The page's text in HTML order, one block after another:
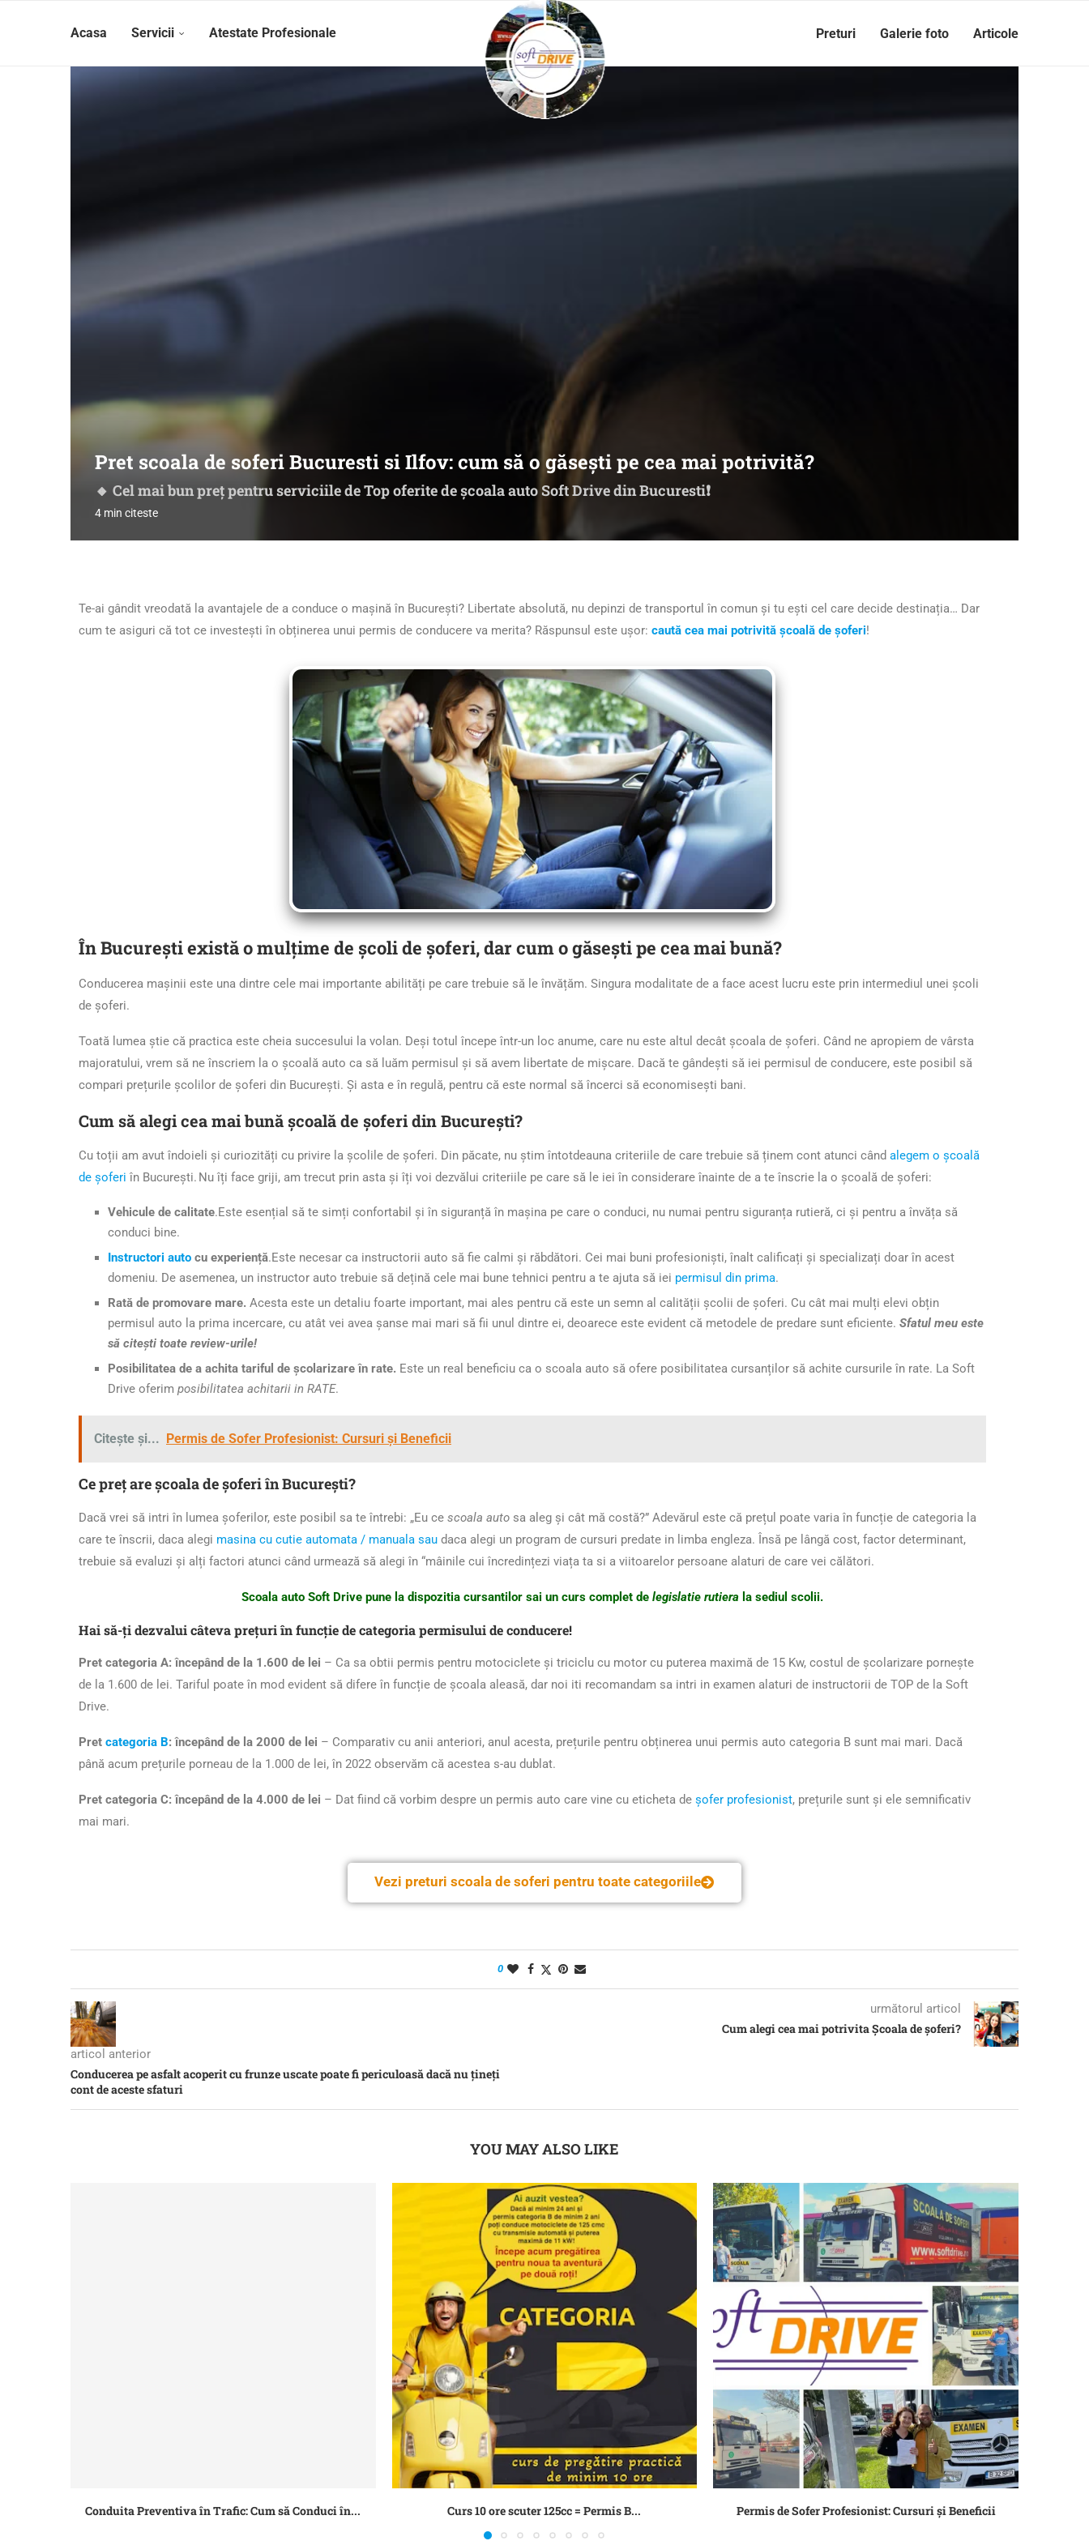
Acasa Servicii Atestate Profesionale Preturi Galerie foto Articole
Pret scoala de soferi Bucuresti si Ilfov: cum să o găsești pe cea mai potrivită?
🔸 Cel mai bun preț pentru serviciile de Top oferite de școala auto Soft Drive din Bucuresti❗
4 min citeste
Te-ai gândit vreodată la avantajele de a conduce o mașină în București? Libertate absolută, nu depinzi de transportul în comun și tu ești cel care decide destinația… Dar
cum te asiguri că tot ce investești în obținerea unui permis de conducere va merita? Răspunsul este ușor: caută cea mai potrivită școală de șoferi!
În București există o mulțime de școli de șoferi, dar cum o găsești pe cea mai bună?
Conducerea mașinii este una dintre cele mai importante abilități pe care trebuie să le învățăm. Singura modalitate de a face acest lucru este prin intermediul unei școli
de șoferi.
Toată lumea știe că practica este cheia succesului la volan. Deși totul începe într-un loc anume, care nu este altul decât școala de șoferi. Când ne apropiem de vârsta
majoratului, vrem să ne înscriem la o școală auto ca să luăm permisul și să avem libertate de mișcare. Dacă te gândești să iei permisul de conducere, este posibil să
compari prețurile școlilor de șoferi din București. Și asta e în regulă, pentru că este normal să încerci să economisești bani.
Cum să alegi cea mai bună școală de șoferi din București?
Cu toții am avut îndoieli și curiozități cu privire la școlile de șoferi. Din păcate, nu știm întotdeauna criteriile de care trebuie să ținem cont atunci când alegem o școală
de șoferi în București. Nu îți face griji, am trecut prin asta și îți voi dezvălui criteriile pe care să le iei în considerare înainte de a te înscrie la o școală de șoferi:
Vehicule de calitate.Este esențial să te simți confortabil și în siguranță în mașina pe care o conduci, nu numai pentru siguranța rutieră, ci și pentru a învăța să
conduci bine.
Instructori auto cu experiență.Este necesar ca instructorii auto să fie calmi și răbdători. Cei mai buni profesioniști, înalt calificați și specializați doar în acest
domeniu. De asemenea, un instructor auto trebuie să dețină cele mai bune tehnici pentru a te ajuta să iei permisul din prima.
Rată de promovare mare. Acesta este un detaliu foarte important, mai ales pentru că este un semn al calității școlii de șoferi. Cu cât mai mulți elevi obțin
permisul auto la prima incercare, cu atât vei avea șanse mai mari să fii unul dintre ei, deoarece este evident că metodele de predare sunt eficiente. Sfatul meu este
să citești toate review-urile!
Posibilitatea de a achita tariful de școlarizare în rate. Este un real beneficiu ca o scoala auto să ofere posibilitatea cursanților să achite cursurile în rate. La Soft
Drive oferim posibilitatea achitarii in RATE.
Citește și... Permis de Sofer Profesionist: Cursuri și Beneficii
Ce preț are școala de șoferi în București?
Dacă vrei să intri în lumea șoferilor, este posibil sa te întrebi: „Eu ce scoala auto sa aleg și cât mă costă?” Adevărul este că prețul poate varia în funcție de categoria la
care te înscrii, daca alegi masina cu cutie automata / manuala sau daca alegi un program de cursuri predate in limba engleza. Însă pe lângă cost, factor determinant,
trebuie să evaluzi și alți factori atunci când urmează să alegi în “mâinile cui încredințezi viața ta si a viitoarelor persoane alaturi de care vei călători.
Scoala auto Soft Drive pune la dispozitia cursantilor sai un curs complet de legislatie rutiera la sediul scolii.
Hai să-ți dezvalui câteva prețuri în funcție de categoria permisului de conducere!
Pret categoria A: începând de la 1.600 de lei – Ca sa obtii permis pentru motociclete și triciclu cu motor cu puterea maximă de 15 Kw, costul de școlarizare pornește
de la 1.600 de lei. Tariful poate în mod evident să difere în funcție de școala aleasă, dar noi iti recomandam sa intri in examen alaturi de instructorii de TOP de la Soft
Drive.
Pret categoria B: începând de la 2000 de lei – Comparativ cu anii anteriori, anul acesta, prețurile pentru obținerea unui permis auto categoria B sunt mai mari. Dacă
până acum prețurile porneau de la 1.000 de lei, în 2022 observăm că acestea s-au dublat.
Pret categoria C: începând de la 4.000 de lei – Dat fiind că vorbim despre un permis auto care vine cu eticheta de șofer profesionist, prețurile sunt și ele semnificativ
mai mari.
Vezi preturi scoala de soferi pentru toate categoriile
0
articol anterior
Conducerea pe asfalt acoperit cu frunze uscate poate fi periculoasă dacă nu țineți
cont de aceste sfaturi
următorul articol
Cum alegi cea mai potrivita Școala de șoferi?
YOU MAY ALSO LIKE
Conduita Preventiva în Trafic: Cum să Conduci în... Curs 10 ore scuter 125cc = Permis B... Permis de Sofer Profesionist: Cursuri și Beneficii